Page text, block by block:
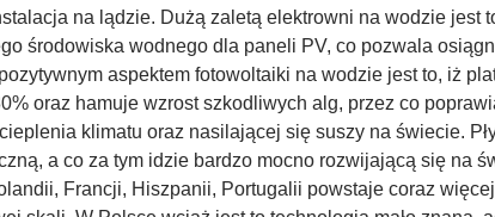
na lądzie. Dużą zaletą elektrowni na wodzie jest
środowiska wodnego dla paneli PV, co pozwala
aspektem fotowoltaiki na wodzie jest to, iż
oraz hamuje wzrost szkodliwych alg, przez co
klimatu oraz nasilającej się suszy na świecie.
a co za tym idzie bardzo mocno rozwijającą się na
Francji, Hiszpanii, Portugalii powstaje coraz